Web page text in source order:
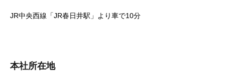
JR中央西線「JR春日井駅」より車で10分
本社所在地